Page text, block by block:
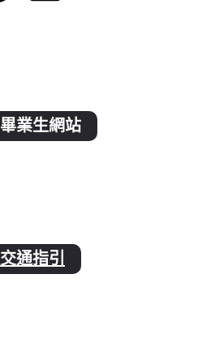
畢業生網站
交通指引